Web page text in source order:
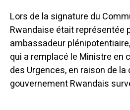
Lors de la signature du
Rwandaise était représentée
ambassadeur
qui a remplacé le Ministre en
des Urgences, en raison de la
gouvernement Rwandais